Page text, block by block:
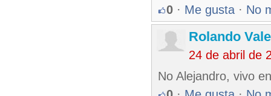
0 · Me gusta · No
Rolando
24 de abril de
No Alejandro, vivo